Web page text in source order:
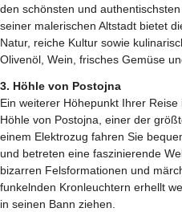
den schönsten und
seiner malerischen Altstadt bietet
Natur, reiche Kultur sowie
Olivenöl, Wein, frisches Gemüse
3. Höhle von Postojna
Ein weiterer Höhepunkt Ihrer
Höhle von Postojna, einer der
einem Elektrozug fahren Sie
und betreten eine faszinierende
bizarren Felsformationen und
funkelnden Kronleuchtern erhellt
in seinen Bann ziehen.